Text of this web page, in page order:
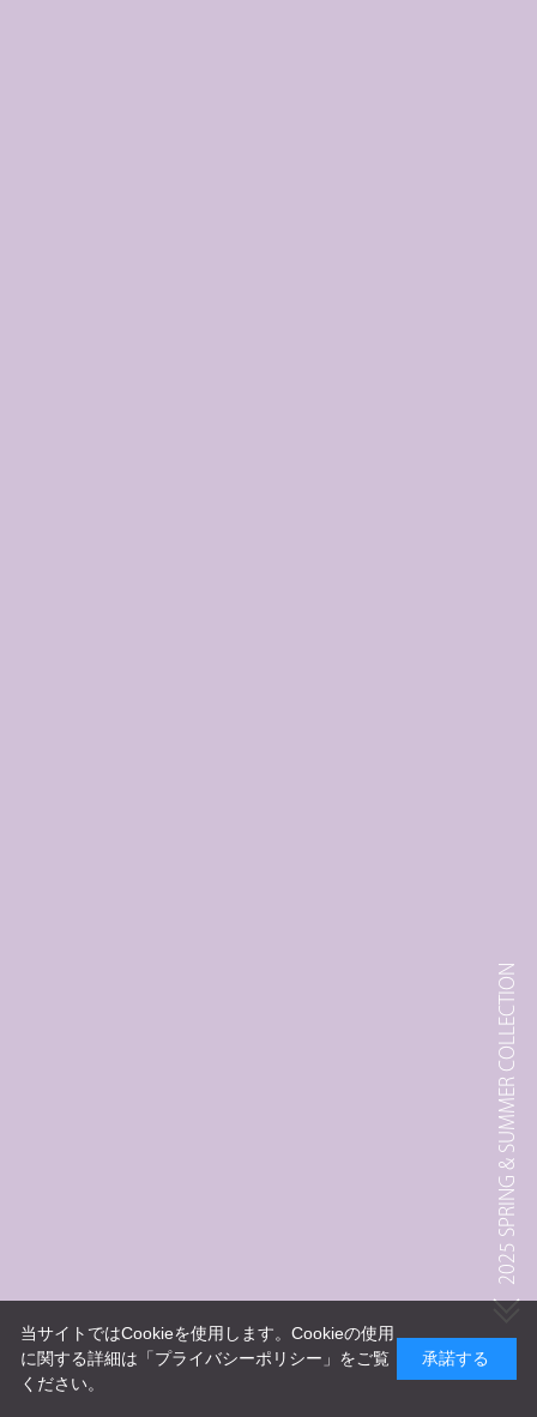
2025 SPRING & SUMMER COLLECTION
当サイトではCookieを使用します。Cookieの使用
に関する詳細は 「プライバシーポリシー」 をご覧
ください。
承諾する